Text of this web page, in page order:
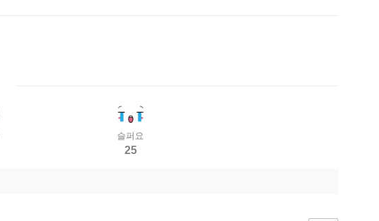
슬퍼요
25